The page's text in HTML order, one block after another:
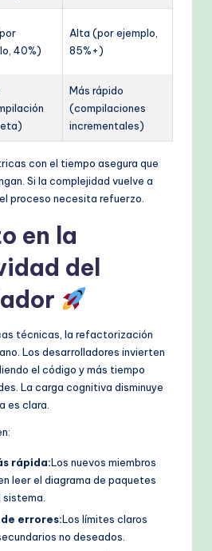
40%)
Alta (por ejemplo,
85%+)
Más rápido
(compilaciones
incrementales)
con el tiempo asegura que
Si la complejidad vuelve a
proceso necesita refuerzo.
en la
del
técnicas, la refactorización
Los desarrolladores invierten
el código y más tiempo
La carga cognitiva disminuye
es clara.
rápida:Los nuevos miembros
leer el diagrama de paquetes
errores:Los límites claros
no deseados.